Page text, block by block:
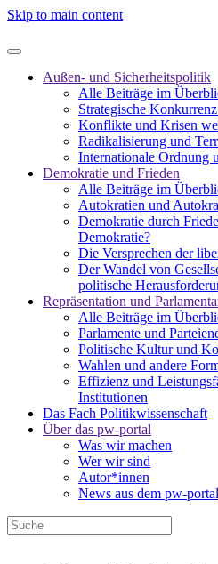
Skip to main content
Außen- und Sicherheitspolitik
Alle Beiträge im
Strategische
Konflikte und Krisen
Radikalisierung und
Internationale Ordnung
Demokratie und Frieden
Alle Beiträge im
Autokratien und
Demokratie durch
Demokratie?
Die Versprechen der
Der Wandel von
politische
Repräsentation und
Alle Beiträge im
Parlamente und
Politische Kultur und
Wahlen und andere
Effizienz und
Institutionen
Das Fach Politikwissenschaft
Über das pw-portal
Was wir machen
Wer wir sind
Autor*innen
News aus dem pw-portal